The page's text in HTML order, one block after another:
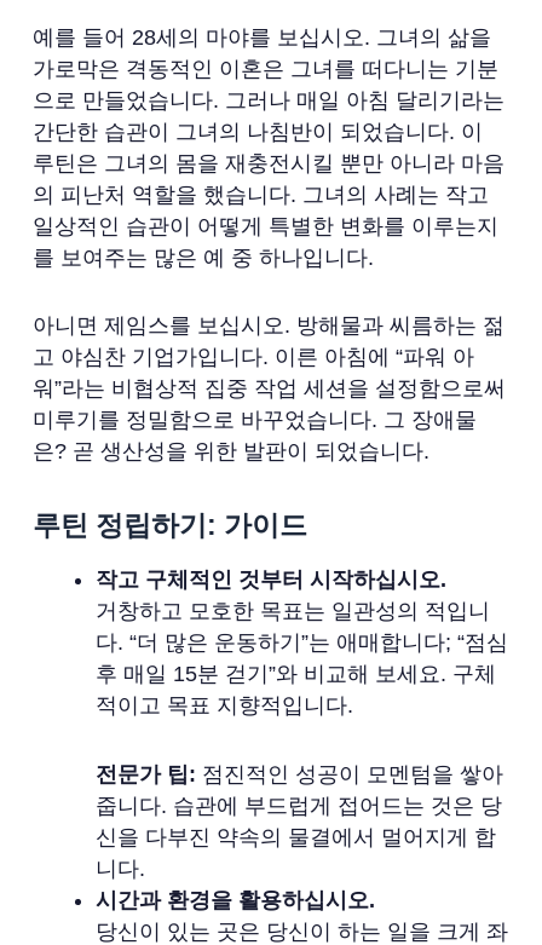
예를 들어 28세의 마야를 보십시오. 그녀의 삶을
가로막은 격동적인 이혼은 그녀를 떠다니는 기분
으로 만들었습니다. 그러나 매일 아침 달리기라는
간단한 습관이 그녀의 나침반이 되었습니다. 이
루틴은 그녀의 몸을 재충전시킬 뿐만 아니라 마음
의 피난처 역할을 했습니다. 그녀의 사례는 작고
일상적인 습관이 어떻게 특별한 변화를 이루는지
를 보여주는 많은 예 중 하나입니다.
아니면 제임스를 보십시오. 방해물과 씨름하는 젊
고 야심찬 기업가입니다. 이른 아침에 “파워 아
워”라는 비협상적 집중 작업 세션을 설정함으로써
미루기를 정밀함으로 바꾸었습니다. 그 장애물
은? 곧 생산성을 위한 발판이 되었습니다.
루틴 정립하기: 가이드
작고 구체적인 것부터 시작하십시오.
거창하고 모호한 목표는 일관성의 적입니
다. “더 많은 운동하기”는 애매합니다; “점심
후 매일 15분 걷기”와 비교해 보세요. 구체
적이고 목표 지향적입니다.
전문가 팁: 점진적인 성공이 모멘텀을 쌓아
줍니다. 습관에 부드럽게 접어드는 것은 당
신을 다부진 약속의 물결에서 멀어지게 합
니다.
시간과 환경을 활용하십시오.
당신이 있는 곳은 당신이 하는 일을 크게 좌